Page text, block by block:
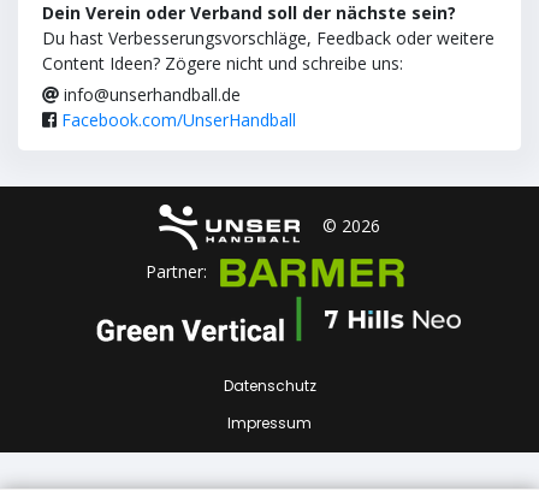
Dein Verein oder Verband soll der nächste sein?
Du hast Verbesserungsvorschläge, Feedback oder weitere
Content Ideen? Zögere nicht und schreibe uns:
info@unserhandball.de
Facebook.com/UnserHandball
© 2026
Partner:
Datenschutz
Impressum